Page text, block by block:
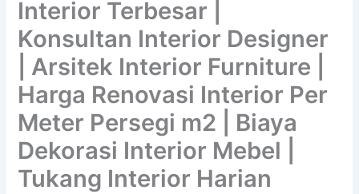
Interior Terbesar |
Konsultan Interior Designer
| Arsitek Interior Furniture |
Harga Renovasi Interior Per
Meter Persegi m2 | Biaya
Dekorasi Interior Mebel |
Tukang Interior Harian